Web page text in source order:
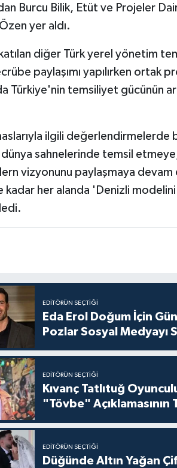
Burcu Bilik, Etüt ve Projeler
yer aldı.
diğer Türk yerel yönetim
paylaşımı yapılırken ortak
Türkiye'nin temsiliyet gücünün
ilgili değerlendirmelerde
sahnelerinde temsil
vizyonunu paylaşmaya
kadar her alanda 'Denizli
EDITÖRÜN SEÇTIĞI
Eda Erol Doğum İçin
Pozlar Sosyal Medyayı
EDITÖRÜN SEÇTIĞI
Kıvanç Tatlıtuğ
"Tövbe" Açıklamasının
EDITÖRÜN SEÇTIĞI
Düğünde Altın Yağan